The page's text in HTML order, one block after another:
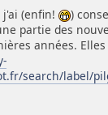
j'ai (enfin!
)
partie des
années.
search/label/